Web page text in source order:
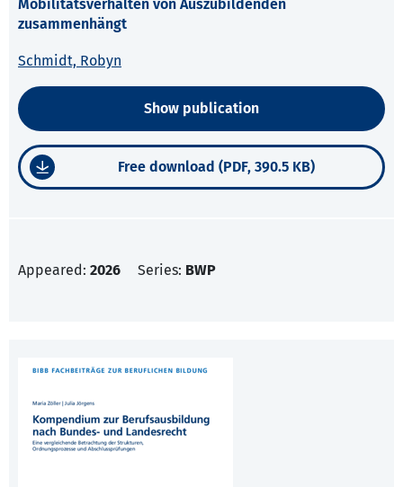
Mobilitätsverhalten von Auszubildenden
zusammenhängt
Schmidt, Robyn
Show publication
Free download (PDF, 390.5 KB)
Appeared: 2026 Series: BWP